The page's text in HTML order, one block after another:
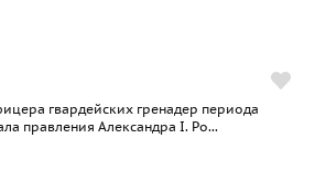
гвардейских гренадер периода
правления Александра I. Ро...